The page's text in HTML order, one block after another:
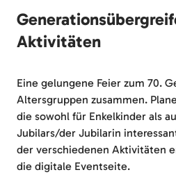
Aktivitäten
Eine gelungene Feier zum 70.
Altersgruppen zusammen.
die sowohl für Enkelkinder als
Jubilars/der Jubilarin
der verschiedenen Aktivitäten
die digitale Eventseite.